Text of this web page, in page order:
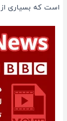
است که بسیاری از